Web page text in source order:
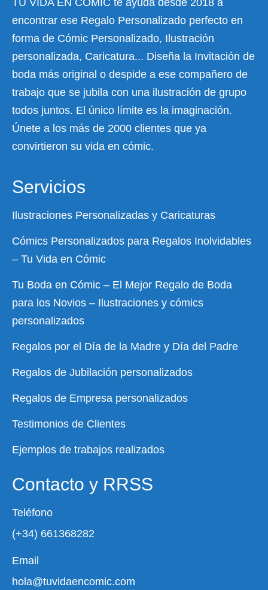
TU VIDA EN CÓMIC te ayuda desde 2018 a
encontrar ese Regalo Personalizado perfecto en
forma de Cómic Personalizado, Ilustración
personalizada, Caricatura... Diseña la Invitación de
boda más original o despide a ese compañero de
trabajo que se jubila con una ilustración de grupo
todos juntos. El único límite es la imaginación.
Únete a los más de 2000 clientes que ya
convirtieron su vida en cómic.
Servicios
Ilustraciones Personalizadas y Caricaturas
Cómics Personalizados para Regalos Inolvidables
– Tu Vida en Cómic
Tu Boda en Cómic – El Mejor Regalo de Boda
para los Novios – Ilustraciones y cómics
personalizados
Regalos por el Día de la Madre y Día del Padre
Regalos de Jubilación personalizados
Regalos de Empresa personalizados
Testimonios de Clientes
Ejemplos de trabajos realizados
Contacto y RRSS
Teléfono
(+34) 661368282
Email
hola@tuvidaencomic.com